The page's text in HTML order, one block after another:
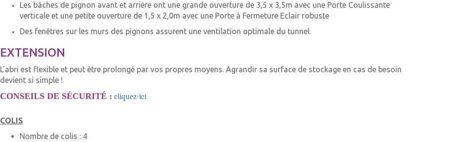
Les bâches de pignon avant et arrière ont une grande ouverture de 3,5 x 3,5m avec une Porte Coulissante
verticale et une petite ouverture de 1,5 x 2,0m avec une Porte à Fermeture Eclair robuste
Des fenêtres sur les murs des pignons assurent une ventilation optimale du tunnel.
EXTENSION
L'abri est flexible et peut être prolongé par vos propres moyens. Agrandir sa surface de stockage en cas de besoin
devient si simple !
CONSEILS DE SÉCURITÉ : cliquez-ici
COLIS
Nombre de colis : 4